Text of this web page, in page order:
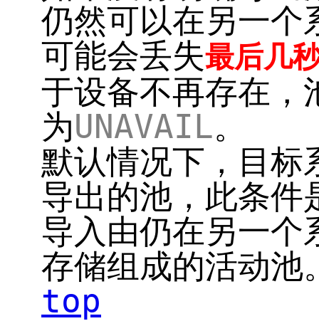
仍然可以在另一个
可能会丢失最后几
于设备不再存在，
为UNAVAIL。
默认情况下，目标
导出的池，此条件
导入由仍在另一个
存储组成的活动池
top